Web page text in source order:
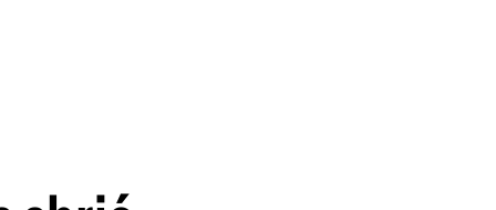
Suscribite x US$ 3,45